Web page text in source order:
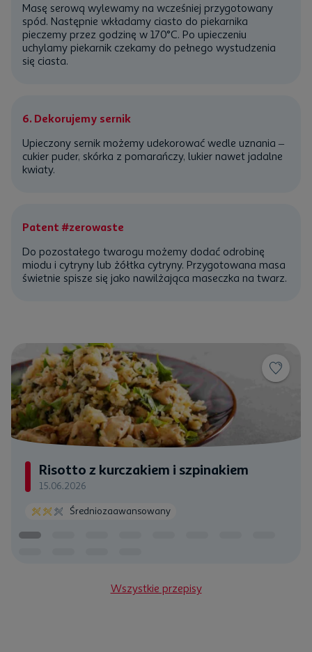
Masę serową wylewamy na wcześniej przygotowany
spód. Następnie wkładamy ciasto do piekarnika
pieczemy przez godzinę w 170°C. Po upieczeniu
uchylamy piekarnik czekamy do pełnego wystudzenia
się ciasta.
6. Dekorujemy sernik
Upieczony sernik możemy udekorować wedle uznania –
cukier puder, skórka z pomarańczy, lukier nawet jadalne
kwiaty.
Patent #zerowaste
Do pozostałego twarogu możemy dodać odrobinę
miodu i cytryny lub żółtka cytryny. Przygotowana masa
świetnie spisze się jako nawilżająca maseczka na twarz.
Risotto z kurczakiem i szpinakiem
15.06.2026
Średniozaawansowany
Wszystkie przepisy